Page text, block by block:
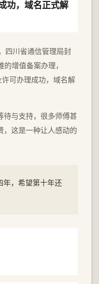
功，域名正式解
四川省通信管理局封
增值备案办理，
可办理成功，域名解
待与支持，很多师傅甚
，这是一种让人感动的
年，希望第十年还